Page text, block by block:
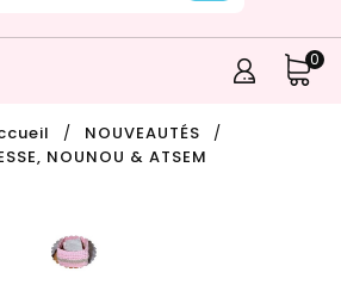
0
NOUVEAUTÉS
NOUNOU & ATSEM